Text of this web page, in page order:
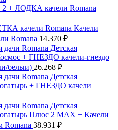
2 + ЛОДКА качели Romana
Качели
Romana 14.370 ₽
Детская
+ ГНЕЗДО качели-гнездо
белый) 26.268 ₽
Детская
+ ГНЕЗДО качели
Детская
Плюс 2 MAX + Качели
38.931 ₽